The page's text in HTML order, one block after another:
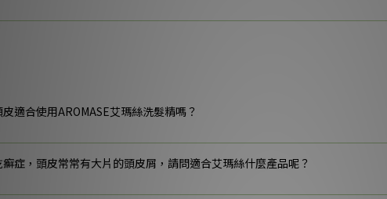
適合使用AROMASE艾瑪絲洗髮精嗎？
症，頭皮常常有大片的頭皮屑，請問適合艾瑪絲什麼產品呢？